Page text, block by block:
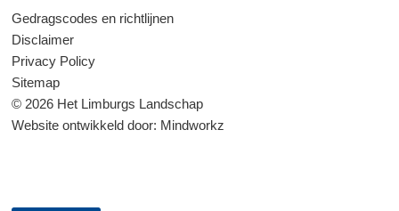
Gedragscodes en richtlijnen
Disclaimer
Privacy Policy
Sitemap
© 2026 Het Limburgs Landschap
Website ontwikkeld door: Mindworkz